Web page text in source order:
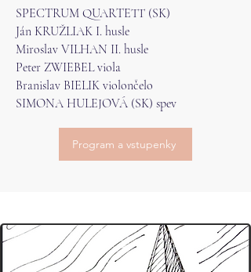
SPECTRUM QUARTETT (SK)
Ján KRUŽLIAK I. husle
Miroslav VILHAN II. husle
Peter ZWIEBEL viola
Branislav BIELIK violončelo​
SIMONA HULEJOVÁ (SK) spev
Program a vstupenky